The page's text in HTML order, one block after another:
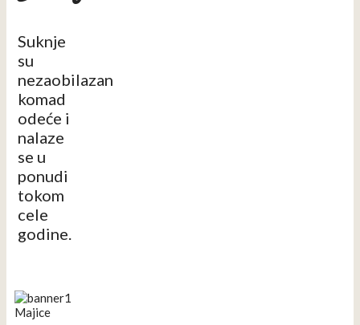
Suknje
su
nezaobilazan
komad
odeće i
nalaze
se u
ponudi
tokom
cele
godine.
Majice